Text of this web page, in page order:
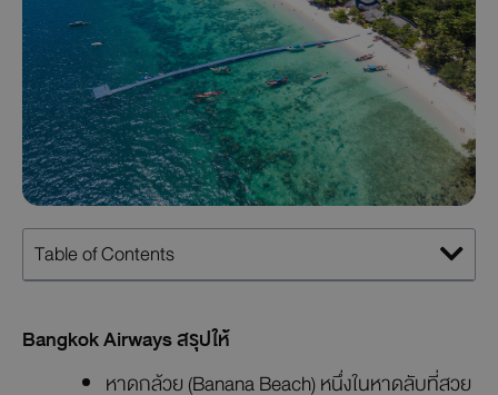
Table of Contents
Bangkok Airways สรุปให้
หาดกล้วย (Banana Beach) หนึ่งในหาดลับที่สวย